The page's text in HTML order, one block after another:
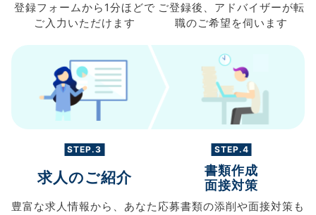
登録フォームから 1分ほどで
ご入力 いただけます
ご登録後、 アドバイザーが転
職のご希望を伺います
STEP.3
求人のご紹介
豊富な求人情報から、 あなた
STEP.4
書類作成
面接対策
応募書類の添削や面接対策も